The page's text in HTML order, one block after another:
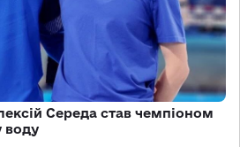
Середа став чемпіоном
воду